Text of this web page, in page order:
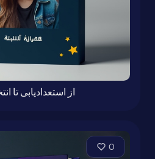
از استعدادیابی تا
0